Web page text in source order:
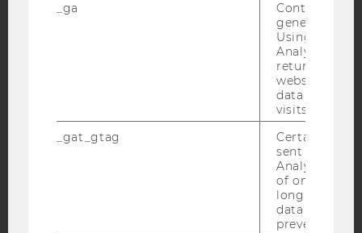
BARRIEREFREIHEITSERKLÄRUNG WEBSEITE
DATENSCHUTZERKLÄRUNG SOCIAL MEDIA
STUDIENBEWERBER*INNEN UND STUDIERENDE
COOKIE EINSTELLUNGEN
Barrierefreiheitserklärung
_ga
Contains a
generated
Using this
Analytics can
returning
website and
data from
visits.
_gat_gtag
Certain data
sent to
Analytics a
of once per
long as it is
data
prevented.